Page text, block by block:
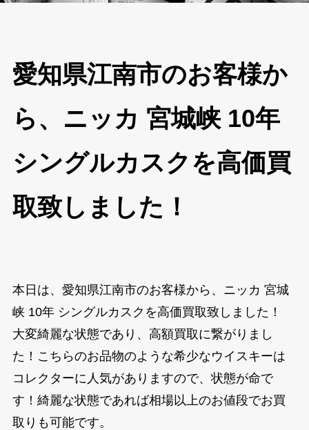
愛知県江南市のお客様か
ら、ニッカ 宮城峡 10年
シングルカスクを高価買
取致しました！
本日は、愛知県江南市のお客様から、ニッカ 宮城
峡 10年 シングルカスクを高価買取致しました！
大変綺麗な状態であり、高額買取に繋がりまし
た！こちらのお品物のような希少なウイスキーは
コレクターに人気がありますので、状態が命で
す！綺麗な状態であれば相場以上のお値段でお買
取りも可能です。